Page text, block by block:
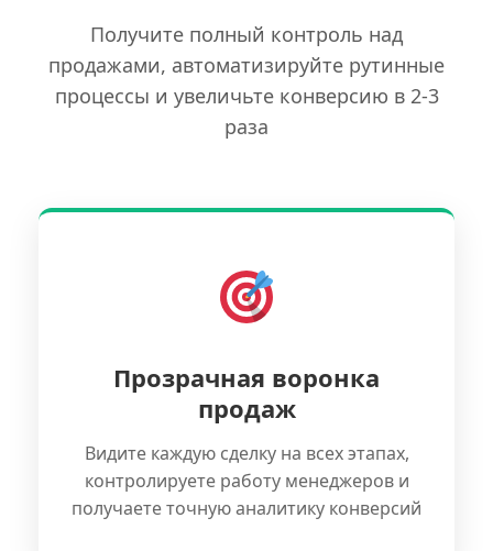
Получите полный контроль над
продажами, автоматизируйте рутинные
процессы и увеличьте конверсию в 2-3
раза
Прозрачная воронка
продаж
Видите каждую сделку на всех этапах,
контролируете работу менеджеров и
получаете точную аналитику конверсий